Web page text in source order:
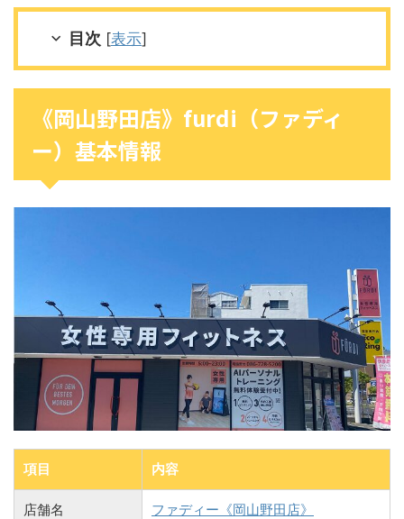
目次 [表示]
《岡山野田店》furdi（ファディ
ー）基本情報
項目 内容
店舗名 ファディー《岡山野田店》